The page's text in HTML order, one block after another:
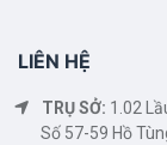
LIÊN HỆ
TRỤ SỞ: 1.02
Số 57-59 Hồ